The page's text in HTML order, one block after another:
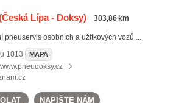
Lípa - Doksy) 303,86 km
pneuservis osobních a užitkových vozů ...
1013 MAPA
www.pneudoksy.cz
NAPIŠTE NÁM